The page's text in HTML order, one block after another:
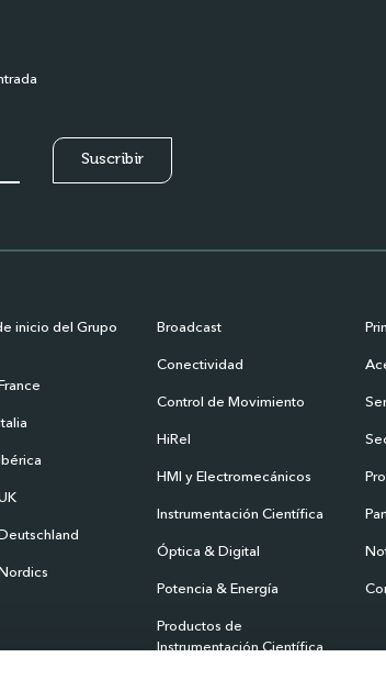
inicio del Grupo
Broadcast
Conectividad
Control de Movimiento
HiRel
HMI y Electromecánicos
Instrumentación Científica
Óptica & Digital
Potencia & Energía
Productos de
Instrumentación Científica